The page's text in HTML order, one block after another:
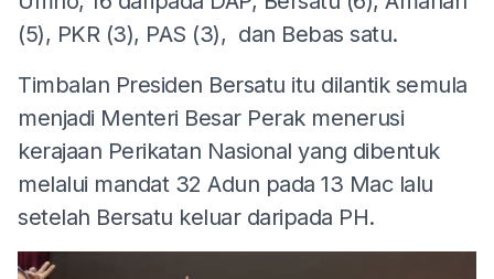
(5), PKR (3), PAS (3), dan Bebas satu.
Timbalan Presiden Bersatu itu dilantik semula
menjadi Menteri Besar Perak menerusi
kerajaan Perikatan Nasional yang dibentuk
melalui mandat 32 Adun pada 13 Mac lalu
setelah Bersatu keluar daripada PH.